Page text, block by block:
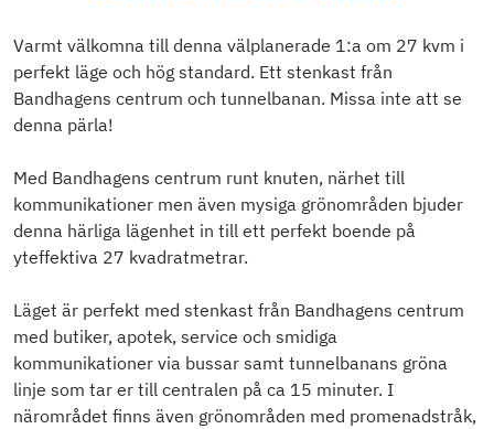
Varmt välkomna till denna välplanerade 1:a om 27 kvm i
perfekt läge och hög standard. Ett stenkast från
Bandhagens centrum och tunnelbanan. Missa inte att se
denna pärla!
Med Bandhagens centrum runt knuten, närhet till
kommunikationer men även mysiga grönområden bjuder
denna härliga lägenhet in till ett perfekt boende på
yteffektiva 27 kvadratmetrar.
Läget är perfekt med stenkast från Bandhagens centrum
med butiker, apotek, service och smidiga
kommunikationer via bussar samt tunnelbanans gröna
linje som tar er till centralen på ca 15 minuter. I
närområdet finns även grönområden med promenadstråk,